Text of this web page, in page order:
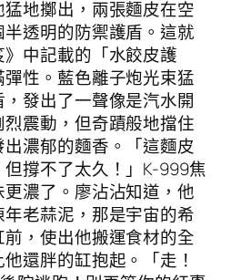
地擲出，兩張麵皮在空
透明的防禦護盾。這就
中記載的「水餃皮護
性。藍色離子炮光束猛
發出了一聲像是汽水開
震動，但奇蹟般地擋住
濃郁的麵香。「這麵皮
撐不了太久！」K-999焦
濃了。廖沾沾知道，他
老蒜泥，那是宇宙的希
，使出他搬運食材的全
還胖的缸抱起。「走！